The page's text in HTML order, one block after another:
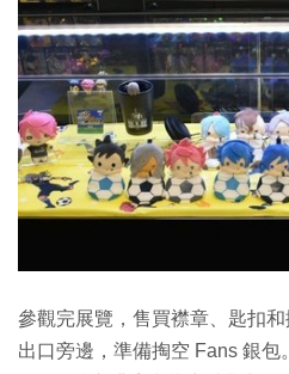
參觀完展覽，售買襟章、匙扣
出口旁邊，準備掏空 Fans 銀